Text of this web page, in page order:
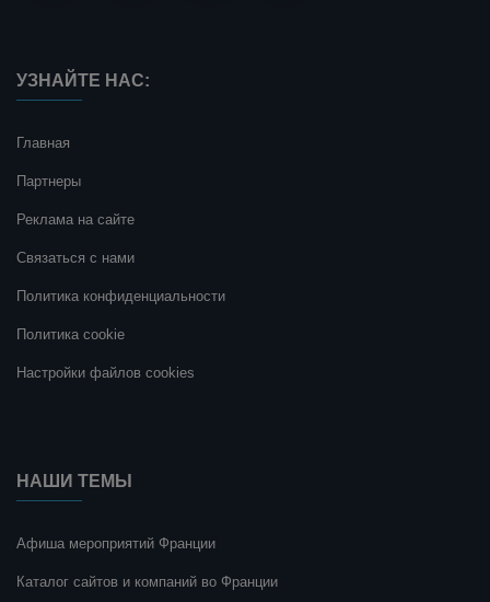
УЗНАЙТЕ НАС:
Главная
Партнеры
Реклама на сайте
Связаться с нами
Политика конфиденциальности
Политика cookie
Настройки файлов cookies
НАШИ ТЕМЫ
Афиша мероприятий Франции
Каталог сайтов и компаний во Франции